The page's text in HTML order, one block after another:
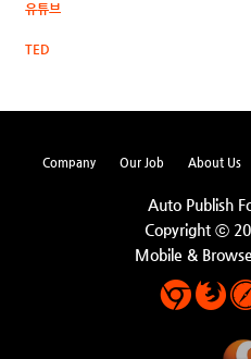
유튜브
TED
Company Our Job About Us
Auto Publish
Copyright ⓒ
Mobile &